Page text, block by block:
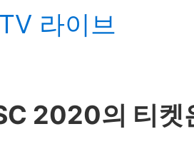
라이브
2020의 티